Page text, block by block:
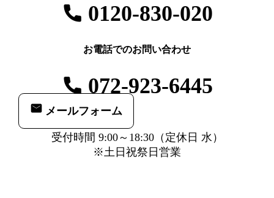
0120-830-020
お電話でのお問い合わせ
072-923-6445
メールフォーム
受付時間 9:00～18:30（定休日 水）
※土日祝祭日営業